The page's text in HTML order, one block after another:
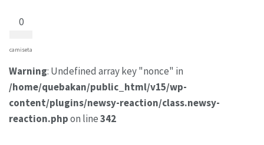
0
camiseta
Warning: Undefined array key "nonce" in
/home/quebakan/public_html/v15/wp-
content/plugins/newsy-reaction/class.newsy-
reaction.phpon line342